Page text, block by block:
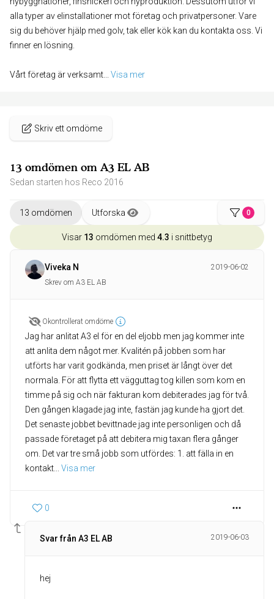
alla typer av elinstallationer mot företag och privatpersoner. Vare
sig du behöver hjälp med golv, tak eller kök kan du kontakta oss. Vi
finner en lösning.
Vårt företag är verksamt Visa mer
Skriv ett omdöme
13 omdömen om A3 EL AB
Sedan starten hos Reco 2016
13 omdömen Utforska 0
Visar 13 omdömen med 4.3 i snittbetyg
Viveka N
2019-06-02
Skrev om A3 EL AB
Okontrollerat omdöme
Jag har anlitat A3 el för en del eljobb men jag kommer inte
att anlita dem något mer. Kvalitén på jobben som har
utförts har varit godkända, men priset är långt över det
normala. För att flytta ett vägguttag tog killen som kom en
timme på sig och när fakturan kom debiterades jag för två.
Den gången klagade jag inte, fastän jag kunde ha gjort det.
Det senaste jobbet bevittnade jag inte personligen och då
passade företaget på att debitera mig taxan flera gånger
om. Det var tre små jobb som utfördes: 1. att fälla in en
kontakt
Visa mer
0
Svar från A3 EL AB 2019-06-03
hej